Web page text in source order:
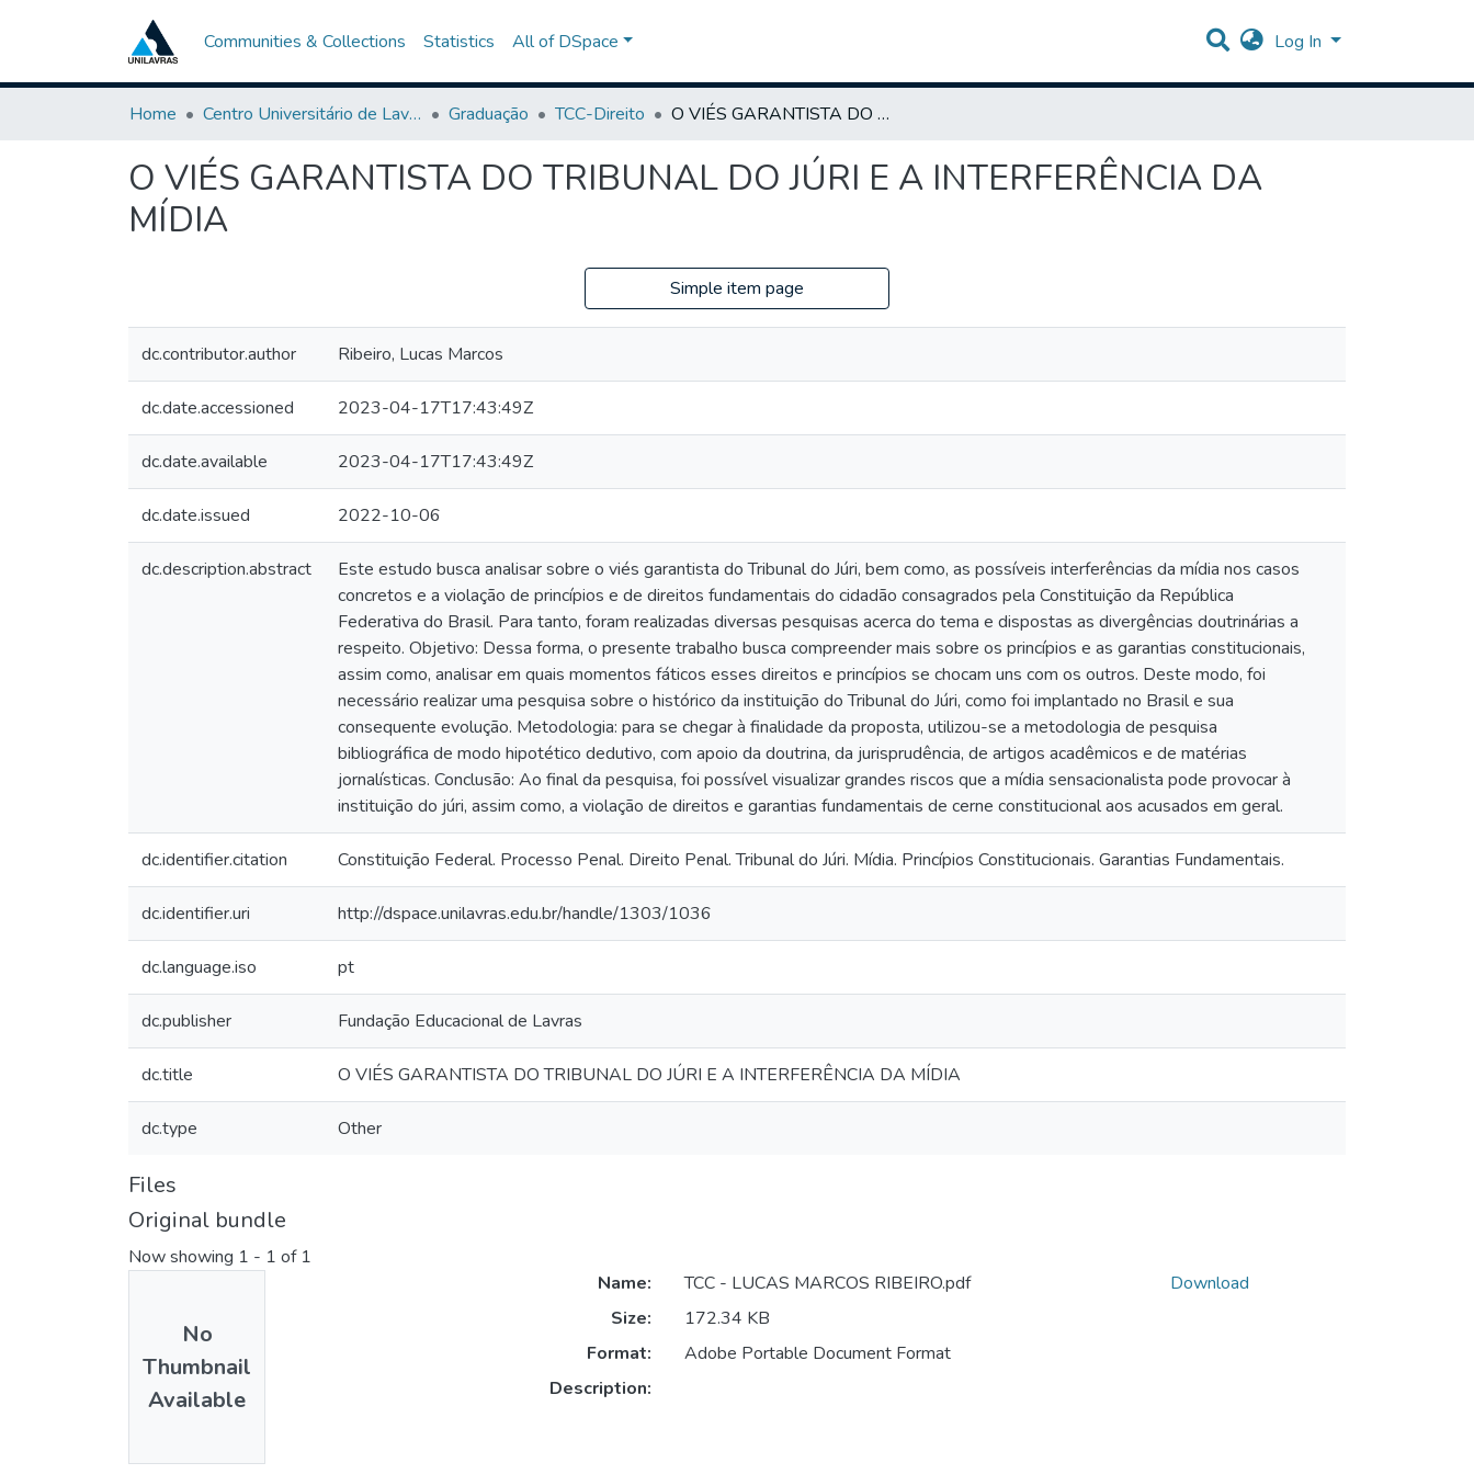
Communities & Collections Statistics All of DSpace Log In
Home Centro Universitário de Lavras-UNILAVRAS Graduação TCC-Direito O VIÉS GARANTISTA DO TRIBUNAL DO JÚRI E A INTERFERÊNCIA DA MÍDIA
O VIÉS GARANTISTA DO TRIBUNAL DO JÚRI E A INTERFERÊNCIA DA
MÍDIA
Simple item page
dc.contributor.author Ribeiro, Lucas Marcos
dc.date.accessioned 2023-04-17T17:43:49Z
dc.date.available 2023-04-17T17:43:49Z
dc.date.issued 2022-10-06
dc.description.abstract
Este estudo busca analisar sobre o viés garantista do Tribunal do Júri, bem como, as possíveis interferências da mídia nos casos
concretos e a violação de princípios e de direitos fundamentais do cidadão consagrados pela Constituição da República
Federativa do Brasil. Para tanto, foram realizadas diversas pesquisas acerca do tema e dispostas as divergências doutrinárias a
respeito. Objetivo: Dessa forma, o presente trabalho busca compreender mais sobre os princípios e as garantias constitucionais,
assim como, analisar em quais momentos fáticos esses direitos e princípios se chocam uns com os outros. Deste modo, foi
necessário realizar uma pesquisa sobre o histórico da instituição do Tribunal do Júri, como foi implantado no Brasil e sua
consequente evolução. Metodologia: para se chegar à finalidade da proposta, utilizou-se a metodologia de pesquisa
bibliográfica de modo hipotético dedutivo, com apoio da doutrina, da jurisprudência, de artigos acadêmicos e de matérias
jornalísticas. Conclusão: Ao final da pesquisa, foi possível visualizar grandes riscos que a mídia sensacionalista pode provocar à
instituição do júri, assim como, a violação de direitos e garantias fundamentais de cerne constitucional aos acusados em geral.
dc.identifier.citation Constituição Federal. Processo Penal. Direito Penal. Tribunal do Júri. Mídia. Princípios Constitucionais. Garantias Fundamentais.
dc.identifier.uri http://dspace.unilavras.edu.br/handle/1303/1036
dc.language.iso pt
dc.publisher Fundação Educacional de Lavras
dc.title O VIÉS GARANTISTA DO TRIBUNAL DO JÚRI E A INTERFERÊNCIA DA MÍDIA
dc.type Other
Files
Original bundle
Now showing 1 - 1 of 1
No
Thumbnail
Available
Name:
TCC - LUCAS MARCOS RIBEIRO.pdf
Size:
172.34 KB
Format:
Adobe Portable Document Format
Description:
Download